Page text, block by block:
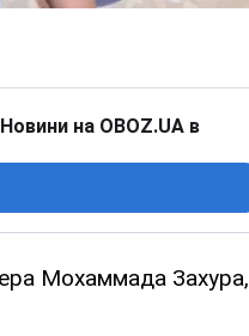
на OBOZ.UA в
Мохаммада Захура,